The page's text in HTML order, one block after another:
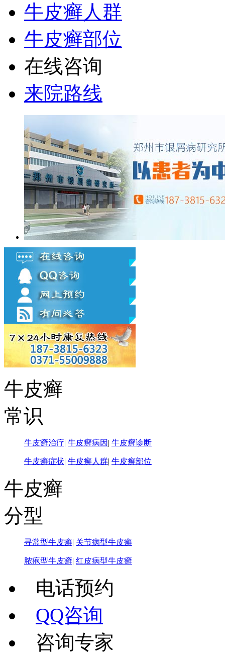
牛皮癣人群
牛皮癣部位
在线咨询
来院路线
牛皮癣
常识
牛皮癣治疗| 牛皮癣病因 | 牛皮癣诊断
牛皮癣症状| 牛皮癣人群| 牛皮癣部位
牛皮癣
分型
寻常型牛皮癣| 关节病型牛皮癣
脓疱型牛皮癣| 红皮病型牛皮癣
电话预约
QQ咨询
咨询专家